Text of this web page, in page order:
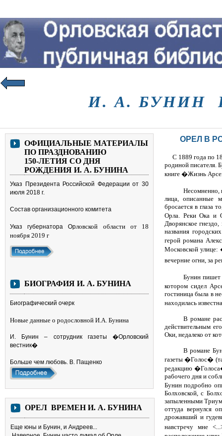
И. А. БУНИН
ОФИЦИАЛЬНЫЕ МАТЕРИАЛЫ
ПО ПРАЗДНОВАНИЮ
150-ЛЕТИЯ СО ДНЯ
РОЖДЕНИЯ И. А. БУНИНА
Указ Президента Российской Федерации от 30
июля 2018 г.
Состав организационного комитета
Указ губернатора Орловской области от 18
ноября 2019 г
БИОГРАФИЯ И. А. БУНИНА
Биографический очерк
Новые данные о родословной И.А. Бунина
И. Бунин – сотрудник газеты �Орловский
вестник�
Больше чем любовь. В. Пащенко
ОРЕЛ ВРЕМЕН И. А. БУНИНА
Еще юны и Бунин, и Андреев...
ОРЕЛ В
С 1889 года по
родиной писателя.
книге �Жизнь
Несомненно,
лица, описанные
бросается в глаза
Орла. Реки Ока и
Дворянское
названия
герой романа
Московской улице:
вечерние огни, за
Бунин пишет
котором сидел
гостиница была в
находилась
В романе
действительным
Оки, недалеко от
В романе
газеты �Голос�
редакцию
рабочего дня и
Бунин подробно
Болховской, с
запыленными
оттуда вернулся
дрожавший и
навстречу мне